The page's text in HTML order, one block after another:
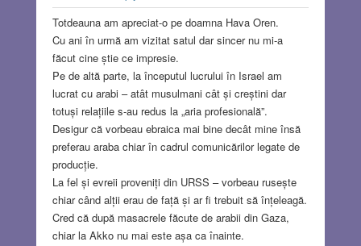
Totdeauna am apreciat-o pe doamna Hava Oren.
Cu ani în urmă am vizitat satul dar sincer nu mi-a
făcut cine știe ce impresie.
Pe de altă parte, la începutul lucrului în Israel am
lucrat cu arabi – atât musulmani cât și creștini dar
totuși relațiile s-au redus la „aria profesională”.
Desigur că vorbeau ebraica mai bine decât mine însă
preferau araba chiar în cadrul comunicărilor legate de
producție.
La fel și evreii proveniți din URSS – vorbeau rusește
chiar când alții erau de față și ar fi trebuit să înțeleagă.
Cred că după masacrele făcute de arabii din Gaza,
chiar la Akko nu mai este așa ca înainte.